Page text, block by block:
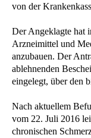
von der
Der Angeklagte hat
Arzneimittel und
anzubauen. Der
ablehnenden
eingelegt, über den
Nach aktuellem
vom 22. Juli 2016
chronischen